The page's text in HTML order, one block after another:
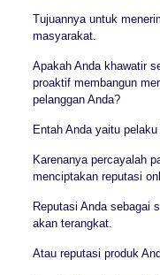
Tujuannya untuk
masyarakat.
Apakah Anda khawatir
proaktif membangun
pelanggan Anda?
Entah Anda yaitu
Karenanya percayalah
menciptakan reputasi
Reputasi Anda sebagai
akan terangkat.
Atau reputasi produk